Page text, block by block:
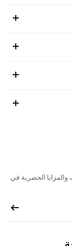
والمزايا الحصرية في